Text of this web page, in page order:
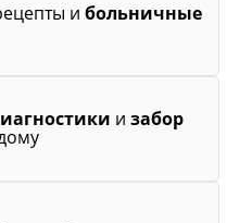
и больничные
и забор